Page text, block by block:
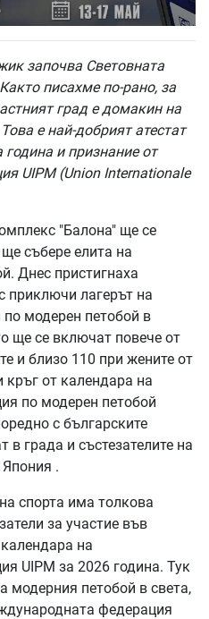
започва Световната
писахме по-рано, за
град е домакин на
е най-добрият атестат
и признание от
UIPM (Union Internationale
"Балона" ще се
събере елита на
Днес пристигнаха
приключи лагерът на
по модерен петобой в
ще се включат повече от
и близо 110 при жените от
кръг от календара на
по модерен петобой
с българските
в града и състезателите на
.
спорта има толкова
за участие във
на
UIPM за 2026 година. Тук
модерния петобой в света,
федерация